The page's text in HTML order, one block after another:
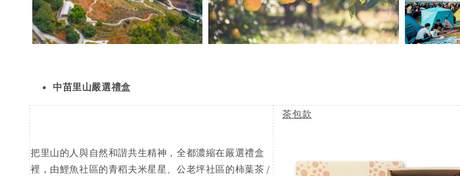
中苗里山嚴選禮盒
把里山的人與自然和諧共生精神，全都濃縮在嚴選禮盒
裡，由鯉魚社區的青稻夫米星星、公老坪社區的柿葉茶 /
茶包款